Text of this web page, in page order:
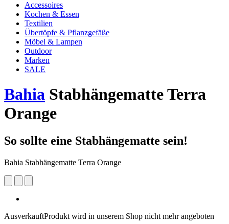
Accessoires
Kochen & Essen
Textilien
Übertöpfe & Pflanzgefäße
Möbel & Lampen
Outdoor
Marken
SALE
Bahia Stabhängematte Terra
Orange
So sollte eine Stabhängematte sein!
Bahia Stabhängematte Terra Orange
AusverkauftProdukt wird in unserem Shop nicht mehr angeboten